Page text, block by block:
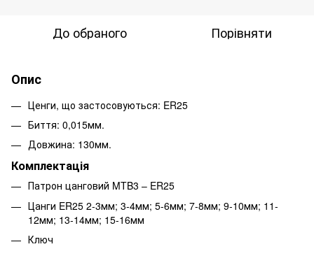
До обраного Порівняти
Опис
Ценги, що застосовуються: ER25
Биття: 0,015мм.
Довжина: 130мм.
Комплектація
Патрон цанговий MTB3 – ER25
Цанги ER25 2-3мм; 3-4мм; 5-6мм; 7-8мм; 9-10мм; 11-
12мм; 13-14мм; 15-16мм
Ключ